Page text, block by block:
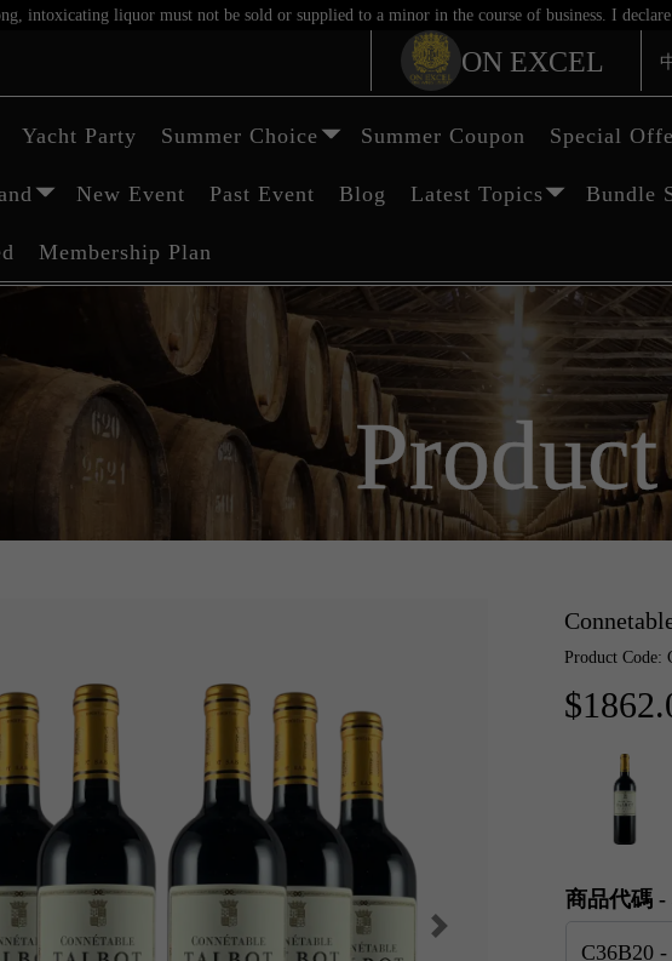
intoxicating liquor must not be sold or supplied to a minor in the course of business. I
ON EXCEL
Yacht Party Summer Choice Summer Coupon Special
New Event Past Event Blog Latest Topics Bundle
Membership Plan
Product
Product Code:
商品代碼 -